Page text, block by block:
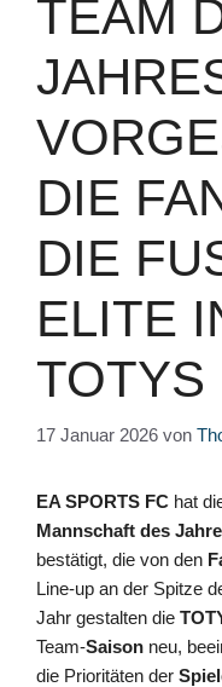
TEAM
DIE
DIE
LITE IN
OTYS
17 Januar 2026 von
EA SPORTS FC hat
Mannschaft des
bestätigt, die von den
Line-up an der Spitze
Jahr gestalten die
Team-Saison neu,
die Prioritäten der